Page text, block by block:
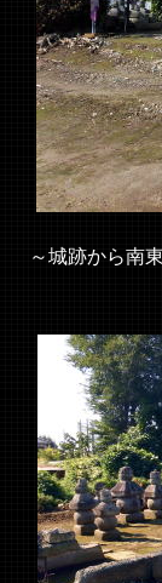
慈眼
～城跡から南